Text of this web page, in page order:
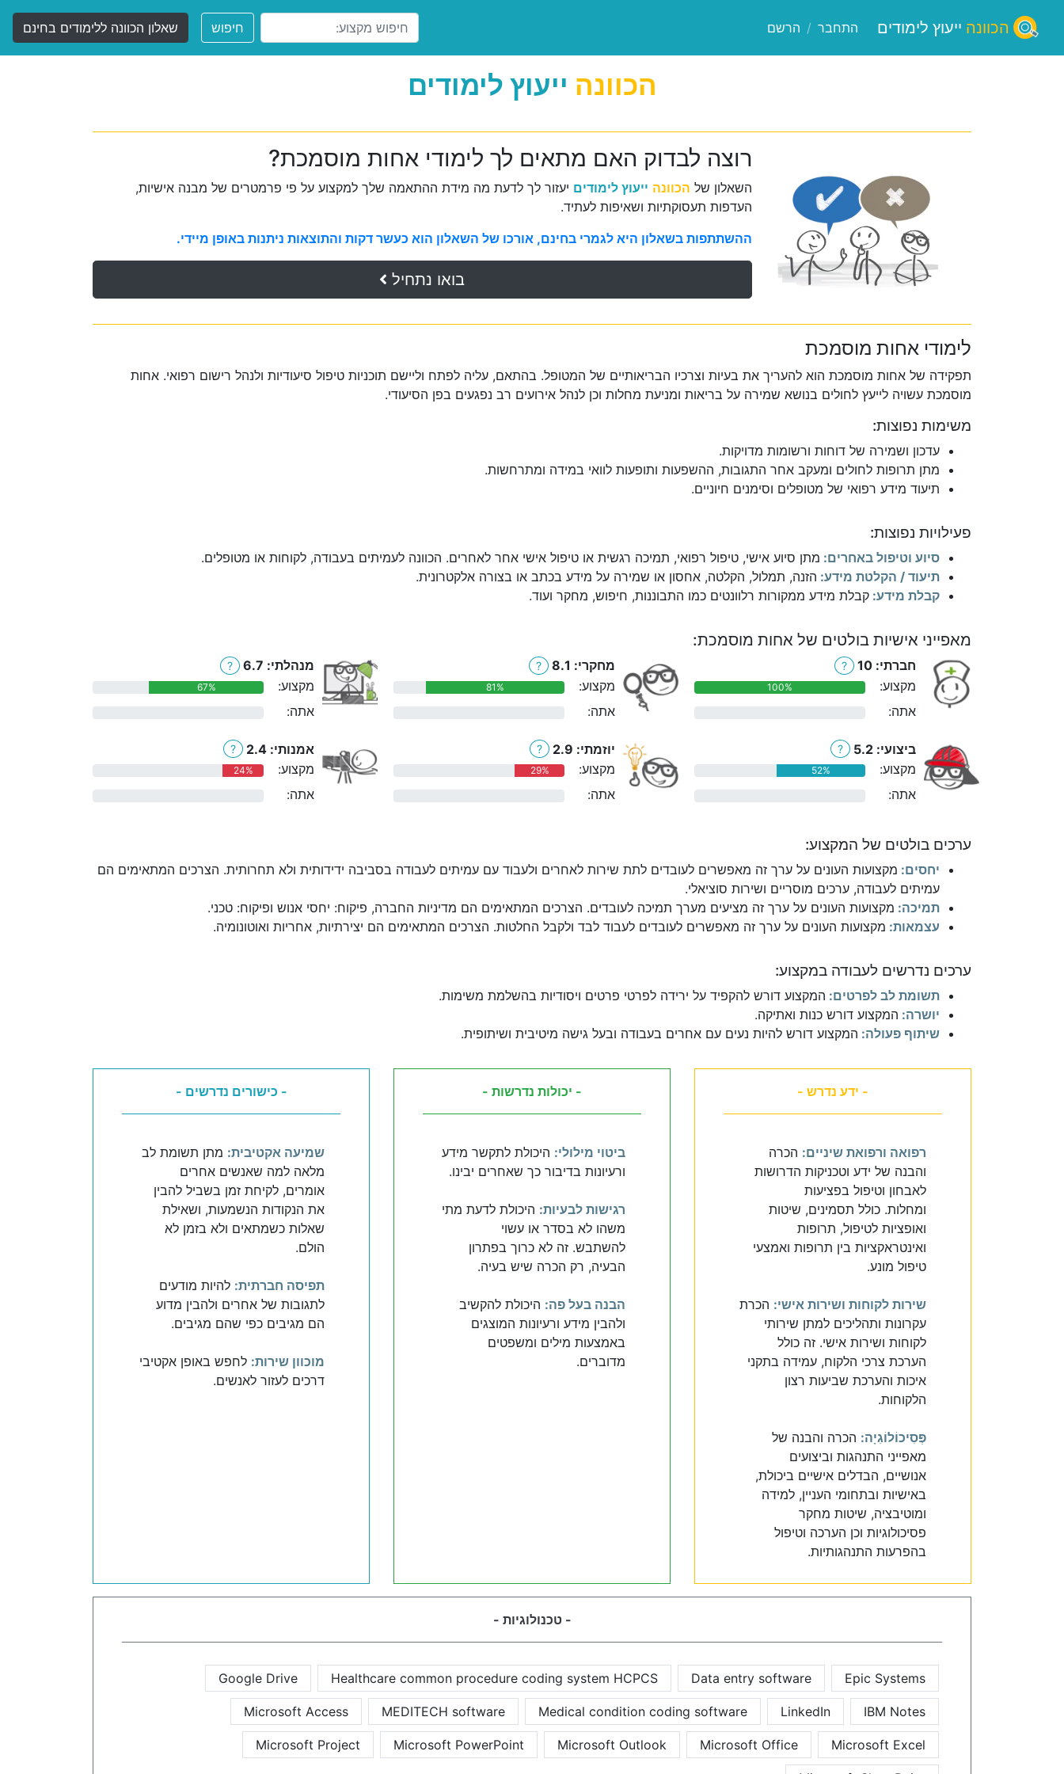
הכוונה ייעוץ לימודים התחבר / הרשם חיפוש שאלון הכוונה ללימודים בחינם
הכוונה ייעוץ לימודים
רוצה לבדוק האם מתאים לך לימודי אחות מוסמכת?
השאלון של הכוונה ייעוץ לימודים יעזור לך לדעת מה מידת ההתאמה שלך למקצוע על פי פרמטרים של מבנה אישיות,
העדפות תעסוקתיות ושאיפות לעתיד.
ההשתתפות בשאלון היא לגמרי בחינם, אורכו של השאלון הוא כעשר דקות והתוצאות ניתנות באופן מיידי.
בואו נתחיל
לימודי אחות מוסמכת
תפקידה של אחות מוסמכת הוא להעריך את בעיות וצרכיו הבריאותיים של המטופל. בהתאם, עליה לפתח וליישם תוכניות טיפול סיעודיות ולנהל רישום רפואי. אחות
מוסמכת עשויה לייעץ לחולים בנושא שמירה על בריאות ומניעת מחלות וכן לנהל אירועים רב נפגעים בפן הסיעודי.
משימות נפוצות:
עדכון ושמירה של דוחות ורשומות מדויקות.
מתן תרופות לחולים ומעקב אחר התגובות, ההשפעות ותופעות לוואי במידה ומתרחשות.
תיעוד מידע רפואי של מטופלים וסימנים חיוניים.
פעילויות נפוצות:
סיוע וטיפול באחרים: מתן סיוע אישי, טיפול רפואי, תמיכה רגשית או טיפול אישי אחר לאחרים. הכוונה לעמיתים בעבודה, לקוחות או מטופלים.
תיעוד / הקלטת מידע: הזנה, תמלול, הקלטה, אחסון או שמירה על מידע בכתב או בצורה אלקטרונית.
קבלת מידע: קבלת מידע ממקורות רלוונטים כמו התבוננות, חיפוש, מחקר ועוד.
מאפייני אישיות בולטים של אחות מוסמכת:
חברתי: 10 ?
מקצוע: 100%
אתה:
מחקרי: 8.1 ?
מקצוע: 81%
אתה:
מנהלתי: 6.7 ?
מקצוע: 67%
אתה:
ביצועי: 5.2 ?
מקצוע: 52%
אתה:
יוזמתי: 2.9 ?
מקצוע: 29%
אתה:
אמנותי: 2.4 ?
מקצוע: 24%
אתה:
ערכים בולטים של המקצוע:
יחסים: מקצועות העונים על ערך זה מאפשרים לעובדים לתת שירות לאחרים ולעבוד עם עמיתים לעבודה בסביבה ידידותית ולא תחרותית. הצרכים המתאימים הם
עמיתים לעבודה, ערכים מוסריים ושירות סוציאלי.
תמיכה: מקצועות העונים על ערך זה מציעים מערך תמיכה לעובדים. הצרכים המתאימים הם מדיניות החברה, פיקוח: יחסי אנוש ופיקוח: טכני.
עצמאות: מקצועות העונים על ערך זה מאפשרים לעובדים לעבוד לבד ולקבל החלטות. הצרכים המתאימים הם יצירתיות, אחריות ואוטונומיה.
ערכים נדרשים לעבודה במקצוע:
תשומת לב לפרטים: המקצוע דורש להקפיד על ירידה לפרטי פרטים ויסודיות בהשלמת משימות.
יושרה: המקצוע דורש כנות ואתיקה.
שיתוף פעולה: המקצוע דורש להיות נעים עם אחרים בעבודה ובעל גישה מיטיבית ושיתופית.
- ידע נדרש -
רפואה ורפואת שיניים: הכרה
והבנה של ידע וטכניקות הדרושות
לאבחון וטיפול בפציעות
ומחלות. כולל תסמינים, שיטות
ואופציות לטיפול, תרופות
ואינטראקציות בין תרופות ואמצעי
טיפול מונע.
שירות לקוחות ושירות אישי: הכרת
עקרונות ותהליכים למתן שירותי
לקוחות ושירות אישי. זה כולל
הערכת צרכי הלקוח, עמידה בתקני
איכות והערכת שביעות רצון
הלקוחות.
פְּסִיכוֹלוֹגִיָה: הכרה והבנה של
מאפייני התנהגות וביצועים
אנושיים, הבדלים אישיים ביכולת,
באישיות ובתחומי העניין, למידה
ומוטיבציה, שיטות מחקר
פסיכולוגיות וכן הערכה וטיפול
בהפרעות התנהגותיות.
- יכולות נדרשות -
ביטוי מילולי: היכולת לתקשר מידע
ורעיונות בדיבור כך שאחרים יבינו.
רגישות לבעיות: היכולת לדעת מתי
משהו לא בסדר או עשוי
להשתבש. זה לא כרוך בפתרון
הבעיה, רק הכרה שיש בעיה.
הבנה בעל פה: היכולת להקשיב
ולהבין מידע ורעיונות המוצגים
באמצעות מילים ומשפטים
מדוברים.
- כישורים נדרשים -
שמיעה אקטיבית: מתן תשומת לב
מלאה למה שאנשים אחרים
אומרים, לקיחת זמן בשביל להבין
את הנקודות הנשמעות, ושאילת
שאלות כשמתאים ולא בזמן לא
הולם.
תפיסה חברתית: להיות מודעים
לתגובות של אחרים ולהבין מדוע
הם מגיבים כפי שהם מגיבים.
מוכוון שירות: לחפש באופן אקטיבי
דרכים לעזור לאנשים.
- טכנולוגיות -
Epic Systems
Data entry software
Healthcare common procedure coding system HCPCS
Google Drive
IBM Notes
LinkedIn
Medical condition coding software
MEDITECH software
Microsoft Access
Microsoft Excel
Microsoft Office
Microsoft Outlook
Microsoft PowerPoint
Microsoft Project